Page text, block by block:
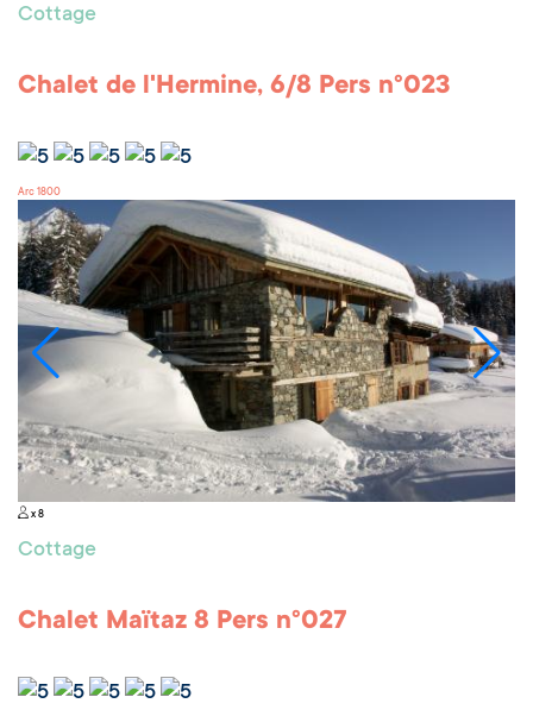
Cottage
Chalet de l'Hermine, 6/8 Pers n°023
Arc 1800
x 8
Cottage
Chalet Maïtaz 8 Pers n°027